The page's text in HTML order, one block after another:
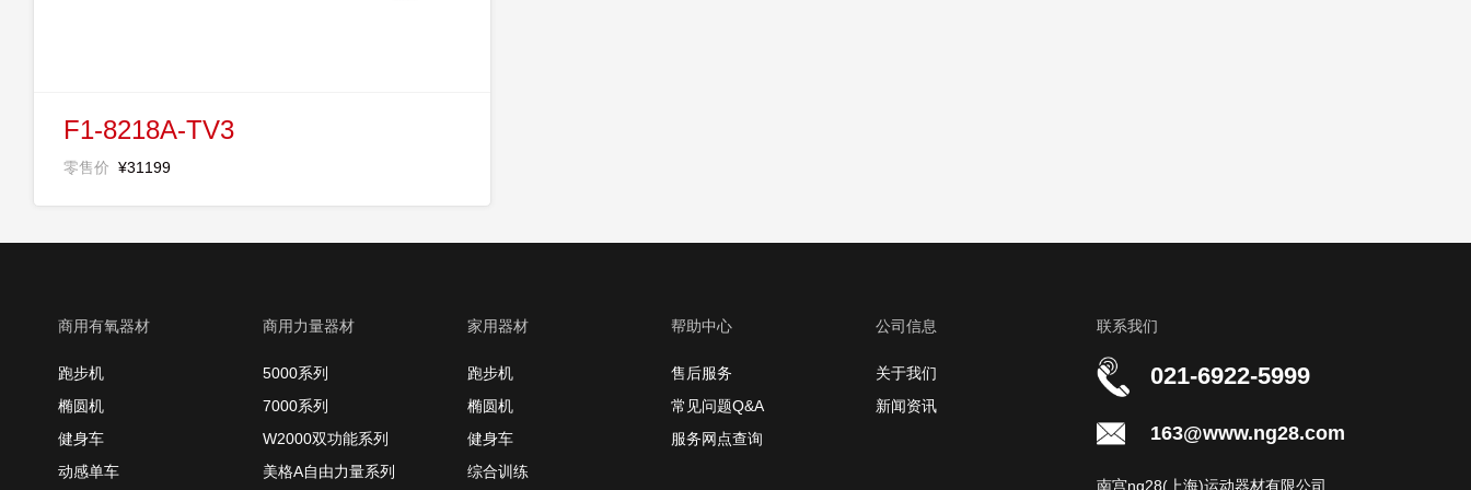
F1-8218A-TV3
零售价 ¥31199
商用有氧器材
跑步机
椭圆机
健身车
动感单车
商用力量器材
5000系列
7000系列
W2000双功能系列
美格A自由力量系列
家用器材
跑步机
椭圆机
健身车
综合训练
帮助中心
售后服务
常见问题Q&A
服务网点查询
公司信息
关于我们
新闻资讯
联系我们
021-6922-5999
163@www.ng28.com
南宫ng28(上海)运动器材有限公司